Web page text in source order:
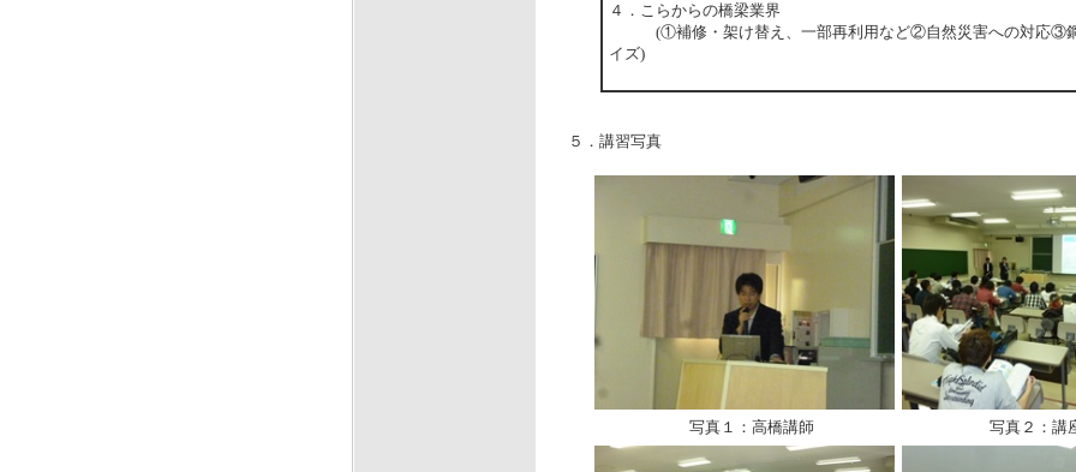
４．こらからの橋梁業界
(①補修・架け替え、一部再利用など②自然災害への対応③
イズ)
５．講習写真
写真１：高橋講師 写真２：講